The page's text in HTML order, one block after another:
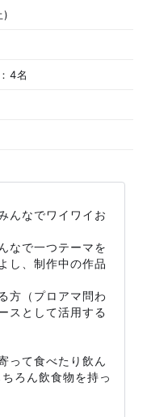
)
4名
んなでワイワイお
なで一つテーマを
し、制作中の作品
方（プロアマ問わ
スとして活用する
って食べたり飲ん
ろん飲食物を持っ